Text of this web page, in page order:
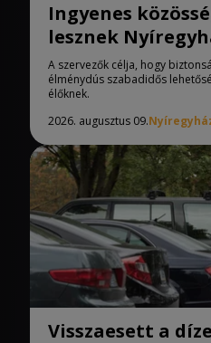
Ingyenes
lesznek
A szervezők célja, hogy
élménydús szabadidős
élőknek.
2026. augusztus 09.
Visszaesett a